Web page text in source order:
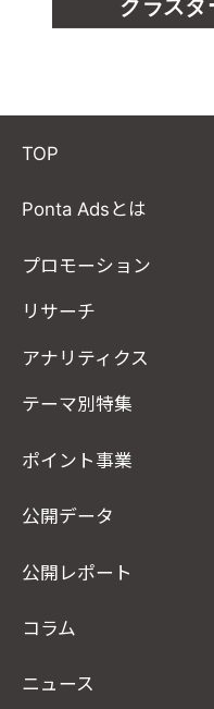
TOP
Ponta Adsとは
プロモーション
リサーチ
アナリティクス
テーマ別特集
ポイント事業
公開データ
公開レポート
コラム
ニュース